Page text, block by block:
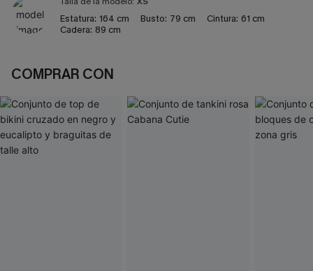
Estatura: 164 cm Busto: 79 cm Cintura: 61 cm
Cadera: 89 cm
COMPRAR CON